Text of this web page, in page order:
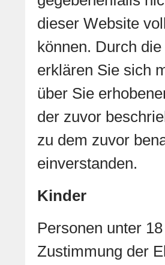
dieser Website
können. Durch
erklären Sie sich
über Sie
der zuvor
zu dem zuvor
einverstanden.
Kinder
Personen unter
Zustimmung der